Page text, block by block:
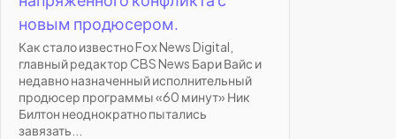
новым продюсером.
Как стало известно Fox News Digital,
главный редактор CBS News Бари Вайс и
недавно назначенный исполнительный
продюсер программы «60 минут» Ник
Билтон неоднократно пытались
завязать...